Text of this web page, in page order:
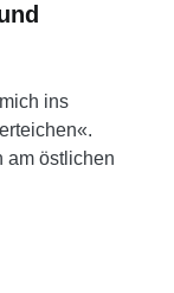
ins
am östlichen